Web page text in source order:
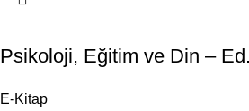
Psikoloji, Eğitim ve Din –
E-Kitap